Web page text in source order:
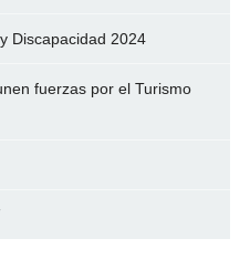
Discapacidad 2024
fuerzas por el Turismo